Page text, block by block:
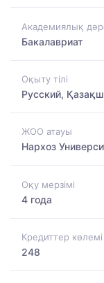
Академиялық
Бакалавриат
Оқыту тілі
Русский,
ЖОО атауы
Нархоз
Оқу мерзімі
4 года
Кредиттер көлемі
248